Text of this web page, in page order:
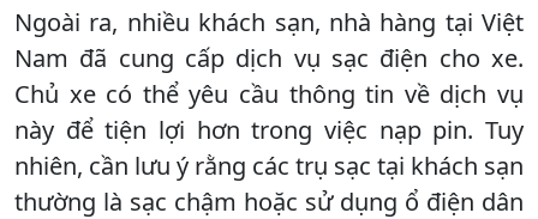
Ngoài ra, nhiều khách sạn, nhà hàng tại Việt
Nam đã cung cấp dịch vụ sạc điện cho xe.
Chủ xe có thể yêu cầu thông tin về dịch vụ
này để tiện lợi hơn trong việc nạp pin. Tuy
nhiên, cần lưu ý rằng các trụ sạc tại khách sạn
thường là sạc chậm hoặc sử dụng ổ điện dân